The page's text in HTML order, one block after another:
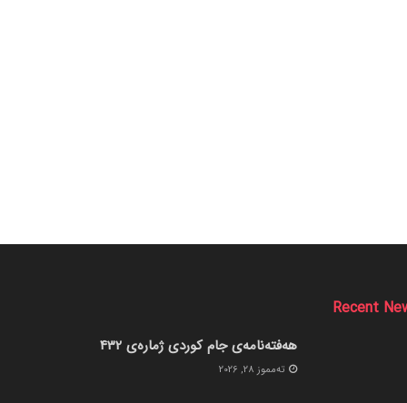
Recent
هەفتەنامەی جام کوردی ژمارەی 432
ته‌مموز 28, 2026